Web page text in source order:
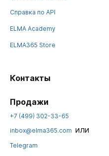
Справка по API
ELMA Academy
ELMA365 Store
Контакты
Продажи
+7 (499) 302-33-65
inbox@elma365.com или
Telegram